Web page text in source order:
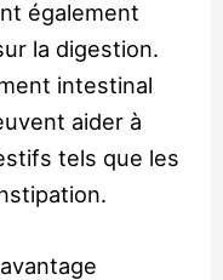
également
la digestion.
intestinal
aider à
tels que les